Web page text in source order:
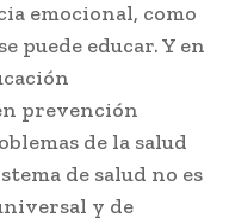
emocional, como
puede educar. Y en
prevención
de la salud
de salud no es
y de